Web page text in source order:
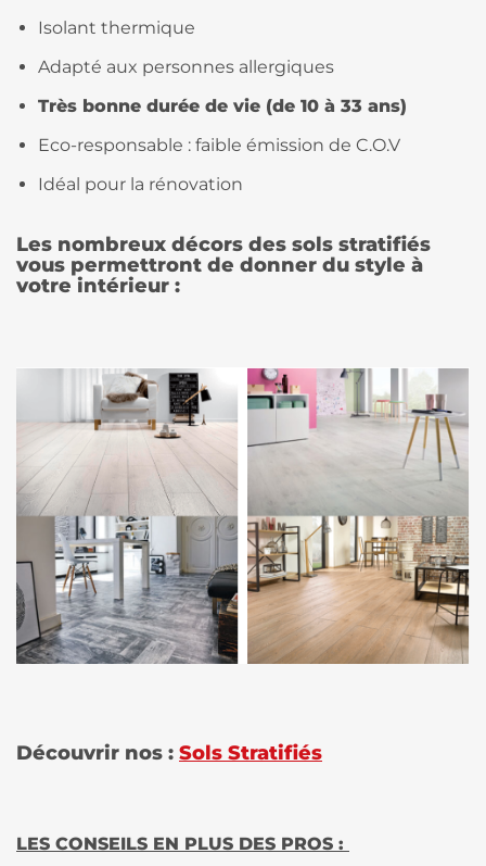
Isolant thermique
Adapté aux personnes allergiques
Très bonne durée de vie (de 10 à 33 ans)
Eco-responsable : faible émission de C.O.V
Idéal pour la rénovation
Les nombreux décors des sols stratifiés
vous permettront de donner du style à
votre intérieur :
Découvrir nos : Sols Stratifiés
LES CONSEILS EN PLUS DES PROS :